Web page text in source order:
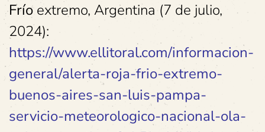
Frío extremo, Argentina (7 de julio,
2024):
https://www.ellitoral.com/informacion-
general/alerta-roja-frio-extremo-
buenos-aires-san-luis-pampa-
servicio-meteorologico-nacional-ola-